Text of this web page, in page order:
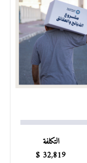
التكلفة
32,819
$